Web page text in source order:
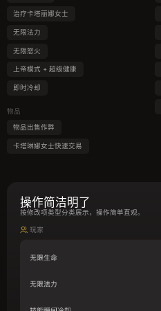
治疗卡塔丽娜女士
无限法力
无限怒火
上帝模式 + 超级健康
即时冷却
物品
物品出售作弊
卡塔琳娜女士快速交易
操作简洁明了
按修改项类型分类展示，操作简单直观。